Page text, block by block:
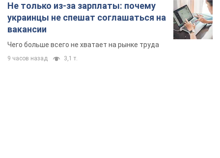
Не только из-за зарплаты: почему
украинцы не спешат соглашаться на
вакансии
Чего больше всего не хватает на рынке труда
9 часов назад 3,1 т.